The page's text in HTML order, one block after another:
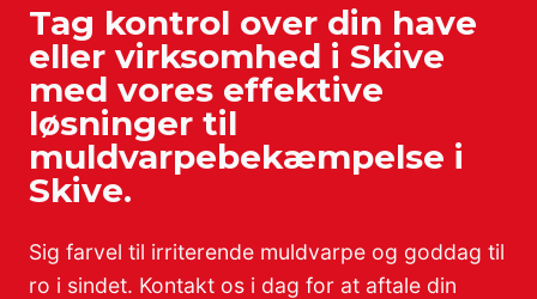
Tag kontrol over din have
eller virksomhed i Skive
med vores effektive
løsninger til
muldvarpebekæmpelse i
Skive.
Sig farvel til irriterende muldvarpe og goddag til
ro i sindet. Kontakt os i dag for at aftale din